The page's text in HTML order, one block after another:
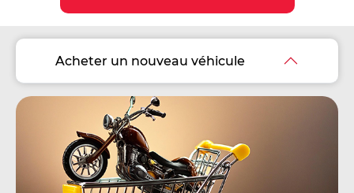
Acheter un nouveau véhicule